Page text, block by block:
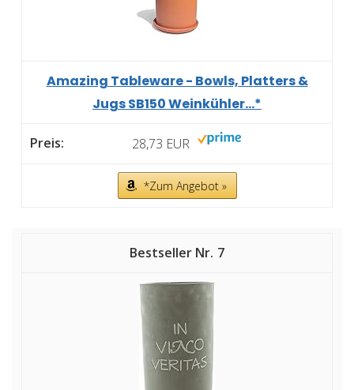
Amazing Tableware - Bowls, Platters &
Jugs SB150 Weinkühler...*
28,73 EUR
*Zum Angebot »
7